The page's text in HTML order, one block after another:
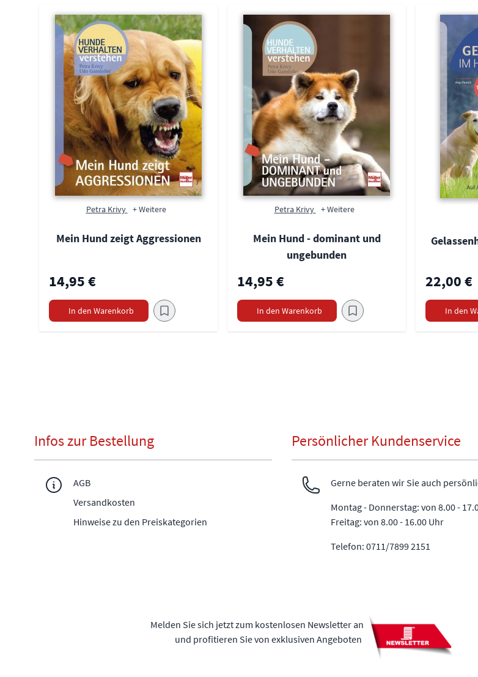
Petra Krivy + Weitere
Mein Hund zeigt Aggressionen
14,95 €
In den Warenkorb
Petra Krivy + Weitere
Mein Hund - dominant und
ungebunden
14,95 €
In den Warenkorb
22,00 €
In den
Infos zur Bestellung
AGB
Versandkosten
Hinweise zu den Preiskategorien
Persönlicher Kundenservice
Gerne beraten wir Sie auch
Montag - Donnerstag: von 8.00 -
Freitag: von 8.00 - 16.00 Uhr
Telefon: 0711/7899 2151
Melden Sie sich jetzt zum kostenlosen Newsletter an
und profitieren Sie von exklusiven Angeboten